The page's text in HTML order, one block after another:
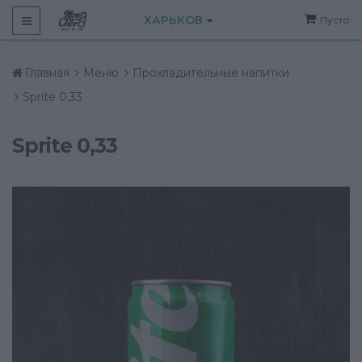
ХАРЬКОВ Пусто
Главная Меню
Прохладительные напитки
Sprite 0,33
Sprite 0,33